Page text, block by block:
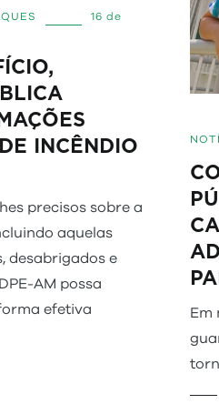
16 de
INCÊNDIO
precisos sobre a
aquelas
desabrigados e
AM possa
efetiva
Em